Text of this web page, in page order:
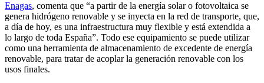
Enagas, comenta que “a partir de la energía solar o fotovoltaica se
genera hidrógeno renovable y se inyecta en la red de transporte, que,
a día de hoy, es una infraestructura muy flexible y está extendida a
lo largo de toda España”. Todo ese equipamiento se puede utilizar
como una herramienta de almacenamiento de excedente de energía
renovable, para tratar de acoplar la generación renovable con los
usos finales.